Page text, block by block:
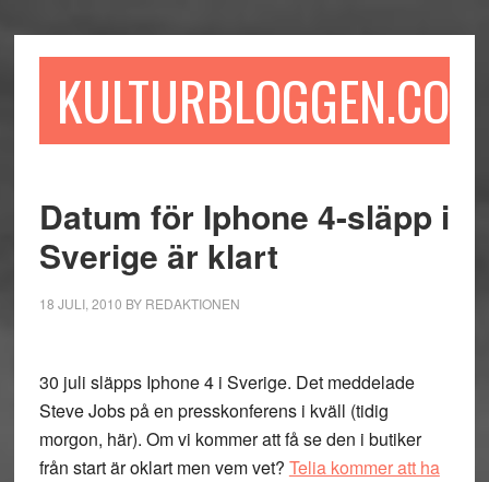
till
till
sidofältet
till
KULTURBLOGGEN.COM
Datum för Iphone 4-släpp i
Sverige är klart
18 JULI, 2010 BY REDAKTIONEN
30 juli släpps Iphone 4 i Sverige. Det meddelade
Steve Jobs på en presskonferens i kväll (tidig
morgon, här). Om vi kommer att få se den i butiker
från start är oklart men vem vet? Telia kommer att ha